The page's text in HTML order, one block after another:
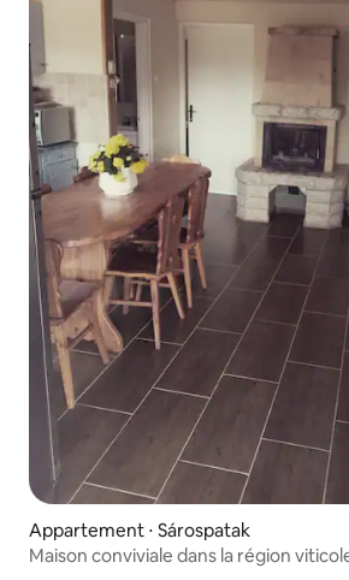
Appartement ⋅ Sárospatak
Maison conviviale dans la région